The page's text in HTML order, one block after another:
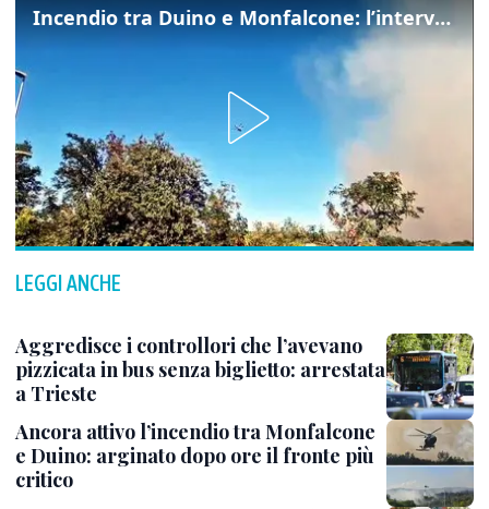
Incendio tra Duino e Monfalcone: l’intervento dei vigili del fuoco
LEGGI ANCHE
Aggredisce i controllori che l’avevano
pizzicata in bus senza biglietto: arrestata
a Trieste
Ancora attivo l’incendio tra Monfalcone
e Duino: arginato dopo ore il fronte più
critico